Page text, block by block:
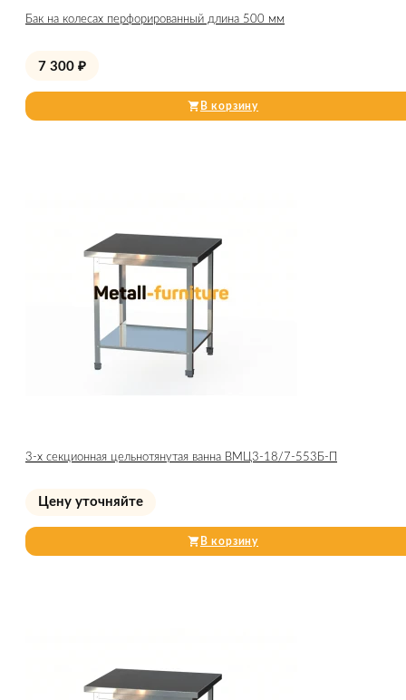
Бак на колесах перфорированный длина 500 мм
7 300 ₽
В корзину
3-х секционная цельнотянутая ванна ВМЦ3-18/7-553Б-П
Цену уточняйте
В корзину